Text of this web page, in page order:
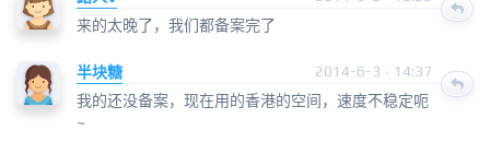
来的太晚了，我们都备案完了
半块糖 2014-6-3 · 14:37
我的还没备案，现在用的香港的空间，速度不稳定呃
~